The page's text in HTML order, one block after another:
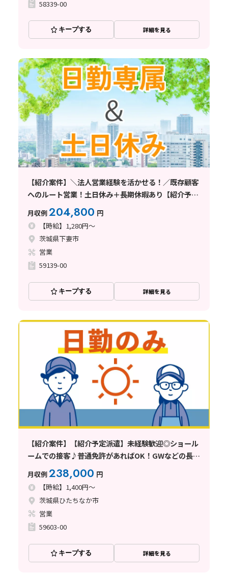
58339-00
キープする 詳細を見る
【紹介案件】＼法人営業経験を活かせる！／既存顧客
へのルート営業！土日休み＋長期休暇あり【紹介予定
月収例204,800 円
【時給】1,280円～
茨城県下妻市
営業
59139-00
キープする 詳細を見る
【紹介案件】【紹介予定派遣】未経験歓迎◎ショール
ームでの接客♪普通免許があればOK！GWなどの長期
休暇あり☆
月収例238,000 円
【時給】1,400円～
茨城県ひたちなか市
営業
59603-00
キープする 詳細を見る